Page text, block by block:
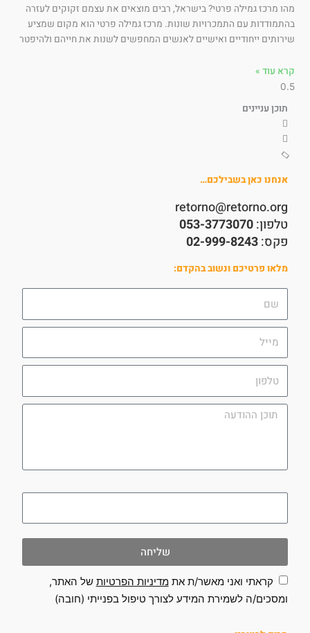
מרכז גמילה פרטי? בישראל, רבים מוצאים את עצמם זקוקים לעזרה
עם התמכרויות שונות. מרכז גמילה פרטי הוא מקום שמציע
ייחודיים ואישיים לאנשים המחפשים לשנות את חייהם ולהיפטר
עוד »
תוכן עניינים
אנחנו כאן בשבילכם…
retorno@retorno.org
טלפון:053-3773070
פקס:02-999-8243
מלאו פרטיכם ונשוב בהקדם:
שליחה
קראתי ואני מאשר/ת אתמדיניות הפרטיותשל האתר,
ומסכים/ה לשמירת המידע לצורך טיפול בפנייתי (חובה)